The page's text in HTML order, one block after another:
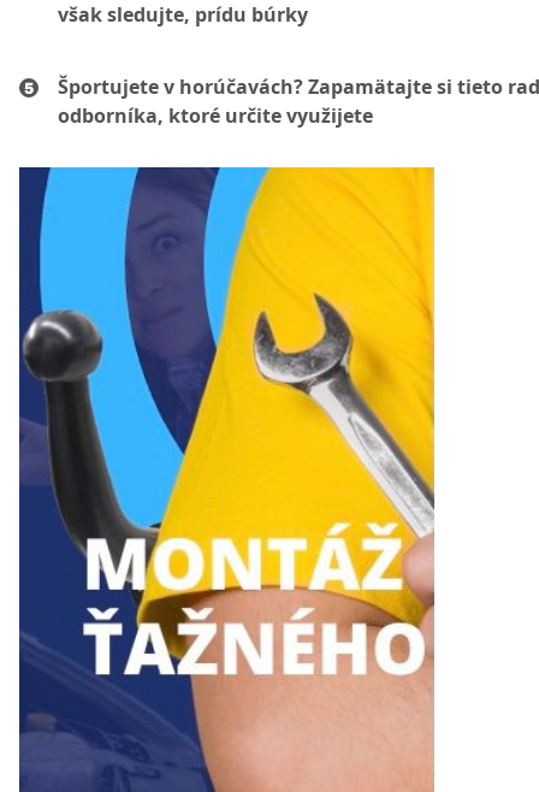
však sledujte, prídu búrky
Športujete v horúčavách? Zapamätajte si tieto
odborníka, ktoré určite využijete